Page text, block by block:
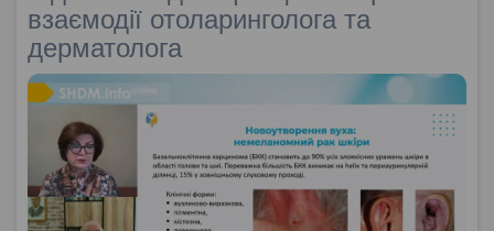
взаємодії отоларинголога та
дерматолога